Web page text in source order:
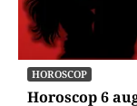
HOROSCOP
Horoscop 6